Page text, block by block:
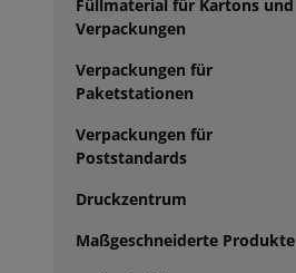
Füllmaterial für Kartons und
Verpackungen
Verpackungen für
Paketstationen
Verpackungen für
Poststandards
Druckzentrum
Maßgeschneiderte Produkte